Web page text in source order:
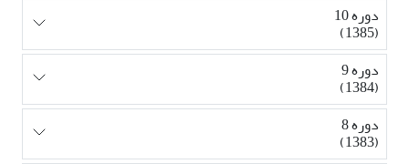
دوره 10
(1385)
دوره 9
(1384)
دوره 8
(1383)